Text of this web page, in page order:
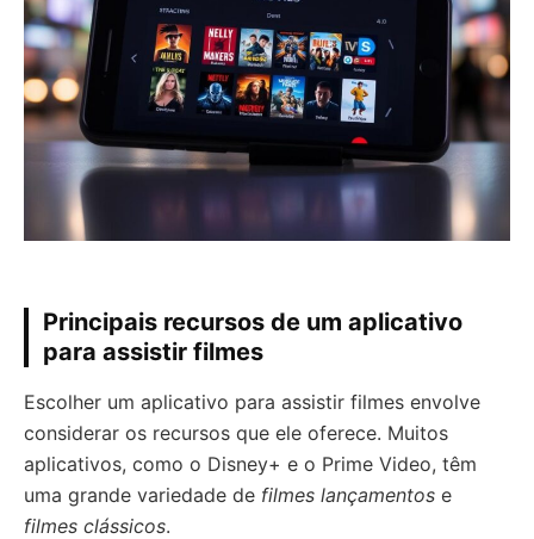
Principais recursos de um aplicativo
para assistir filmes
Escolher um aplicativo para assistir filmes envolve
considerar os recursos que ele oferece. Muitos
aplicativos, como o Disney+ e o Prime Video, têm
uma grande variedade de filmes lançamentos e
filmes clássicos.